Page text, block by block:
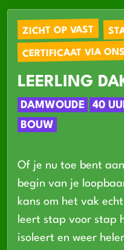
ZICHT OP VAST
CERTIFICAAT VIA ONS
LEERLING
DAMWOUDE 40
BOUW
Of je nu toe bent
begin van je
kans om het vak
leert stap voor stap
isoleert en weer